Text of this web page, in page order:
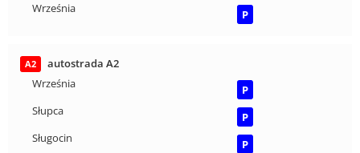
Września
P
A2
autostrada A2
Września
P
Słupca
P
Sługocin
P